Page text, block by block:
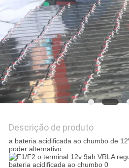
POLÍTICA
DE
PRIVACIDADE
Descrição de produto
a bateria acidificada ao chumbo de
poder alternativo